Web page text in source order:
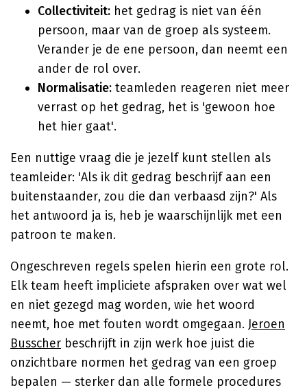
Collectiviteit: het gedrag is niet van één
persoon, maar van de groep als systeem.
Verander je de ene persoon, dan neemt een
ander de rol over.
Normalisatie: teamleden reageren niet meer
verrast op het gedrag, het is 'gewoon hoe
het hier gaat'.
Een nuttige vraag die je jezelf kunt stellen als
teamleider: 'Als ik dit gedrag beschrijf aan een
buitenstaander, zou die dan verbaasd zijn?' Als
het antwoord ja is, heb je waarschijnlijk met een
patroon te maken.
Ongeschreven regels spelen hierin een grote rol.
Elk team heeft impliciete afspraken over wat wel
en niet gezegd mag worden, wie het woord
neemt, hoe met fouten wordt omgegaan. Jeroen
Busscher beschrijft in zijn werk hoe juist die
onzichtbare normen het gedrag van een groep
bepalen — sterker dan alle formele procedures